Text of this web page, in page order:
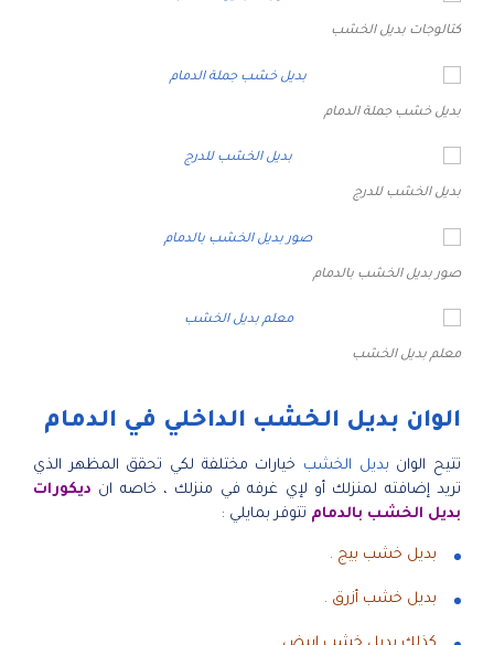
كتالوجات بديل الخشب
بديل خشب جملة الدمام
بديل الخشب للدرج
صور بديل الخشب بالدمام
معلم بديل الخشب
الوان بديل الخشب الداخلي في الدمام
تتيح الوان بديل الخشب خيارات مختلفة لكي تحقق المظهر الذي
تريد إضافته لمنزلك أو لإي غرفه في منزلك ، خاصه ان ديكورات
بديل الخشب بالدمام تتوفر بمايلي :
بديل خشب بيج .
بديل خشب أزرق .